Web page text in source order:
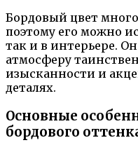
Бордовый цвет
поэтому его можно
так и в интерьере.
атмосферу
изысканности и
деталях.
Основные
бордового